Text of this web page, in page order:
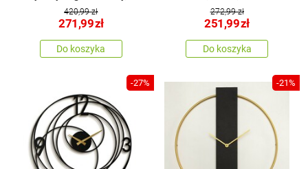
śr. 40 cm420,99 zł
271,99zł
Do koszyka
272,99 zł
251,99zł
Do koszyka
-27% -21%